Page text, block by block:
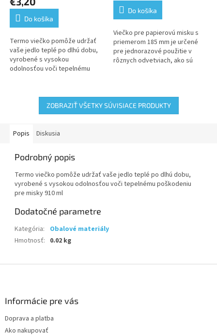
Do košíka
Termo viečko pomôže udržať
vaše jedlo teplé po dlhú dobu,
vyrobené s vysokou
odolnosťou voči tepelnému
5,0
5
hviezdičiek.
Do košíka
Viečko pre papierovú misku s
priemerom 185 mm je určené
pre jednorazové použitie v
rôznych odvetviach, ako sú
ZOBRAZIŤ VŠETKY SÚVISIACE PRODUKTY
Popis Diskusia
Podrobný popis
Termo viečko pomôže udržať vaše jedlo teplé po dlhú dobu,
vyrobené s vysokou odolnosťou voči tepelnému poškodeniu
pre misky 910 ml
Dodatočné parametre
Kategória:
Obalové materiály
Hmotnosť: 0.02 kg
Informácie pre vás
Doprava a platba
Ako nakupovať